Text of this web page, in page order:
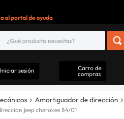
al portal de ayuda
Iniciar sesión
Carro de
compras
Amortiguador de dirección
jeep cherokee 84/01